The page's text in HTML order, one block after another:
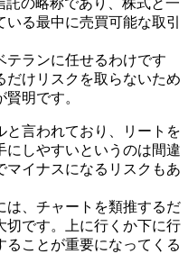
る最中に売買可能な取引
テランに任せるわけです
だけリスクを取らないため
明です。
と言われており、リートを
にしやすいというのは間違
マイナスになるリスクもあ
は、チャートを類推するだ
切です。上に行くか下に行
ることが重要になってくる